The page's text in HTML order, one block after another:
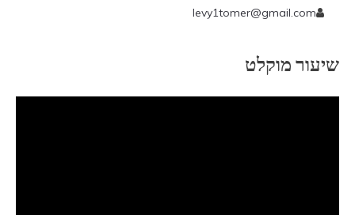
levy1tomer@gmail.com
שיעור מוקלט